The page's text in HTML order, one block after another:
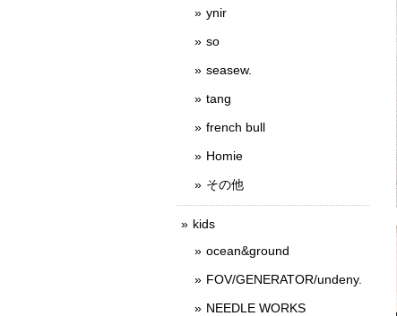
ynir
so
seasew.
tang
french bull
Homie
その他
kids
ocean&ground
FOV/GENERATOR/undeny.
NEEDLE WORKS